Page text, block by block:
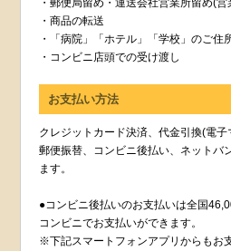
・商品の転送
・「病院」「ホテル」「学校」のご住
・コンビニ店頭での受け渡し
お支払い方法
クレジットカード決済、代金引換(電子
郵便振替、コンビニ後払い、ネットバ
ます。
●コンビニ後払いのお支払いは全国
コンビニでお支払いができます。
※下記スマートフォンアプリからもお